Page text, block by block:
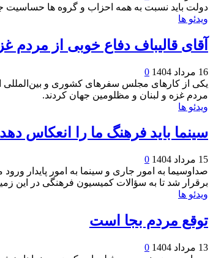
دولت باید نسبت به همه احزاب و گروه ها
ویدئو ها
آقای قالیباف دفاع خوبی از مردم
16 مرداد 1404
0
مردم غزه و لبنان و مظلومین جهان کردند.
ویدئو ها
سینما باید فرهنگ ما را انعکاس
15 مرداد 1404
0
صداوسیما به امور جاری و سینما به امور پایدار
برقرار شد تا به سؤالات کمیسیون فرهنگی در این
ویدئو ها
توقع مردم بجا است
13 مرداد 1404
0